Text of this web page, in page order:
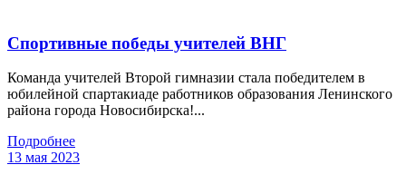
Спортивные победы учителей ВНГ
Команда учителей Второй гимназии стала победителем в
юбилейной спартакиаде работников образования Ленинского
района города Новосибирска!...
Подробнее
13 мая 2023